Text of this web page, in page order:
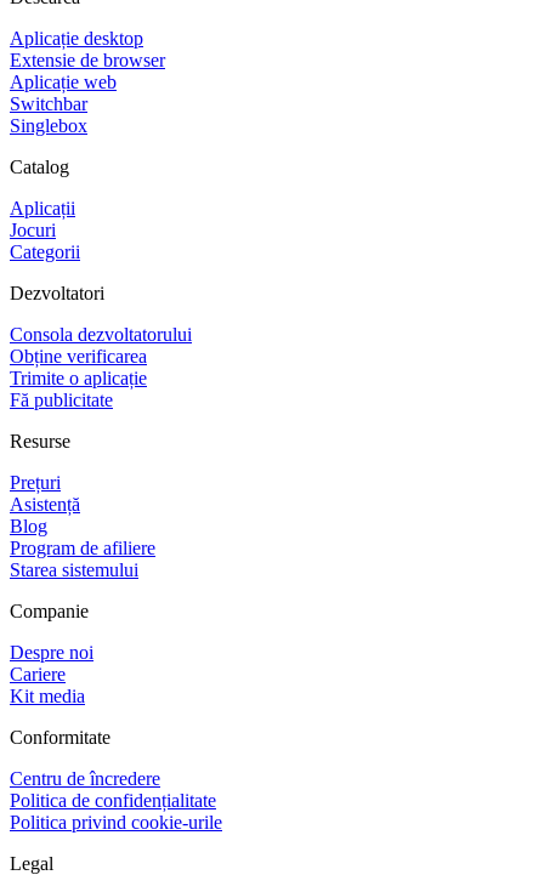
Aplicație desktop
Extensie de browser
Aplicație web
Switchbar
Singlebox
Catalog
Aplicații
Jocuri
Categorii
Dezvoltatori
Consola dezvoltatorului
Obține verificarea
Trimite o aplicație
Fă publicitate
Resurse
Prețuri
Asistență
Blog
Program de afiliere
Starea sistemului
Companie
Despre noi
Cariere
Kit media
Conformitate
Centru de încredere
Politica de confidențialitate
Politica privind cookie-urile
Legal